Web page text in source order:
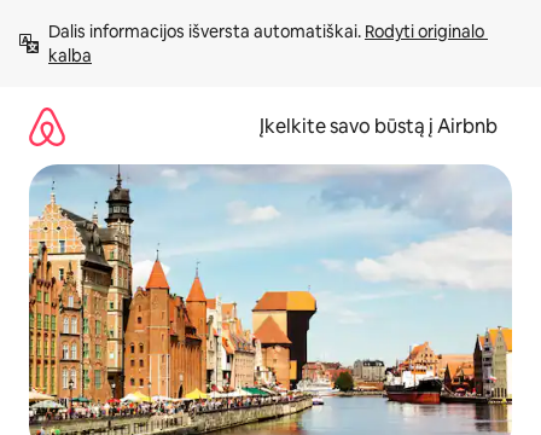
prie
turinio
Dalis informacijos išversta automatiškai. Rodyti originalo
kalba
Įkelkite savo būstą į Airbnb